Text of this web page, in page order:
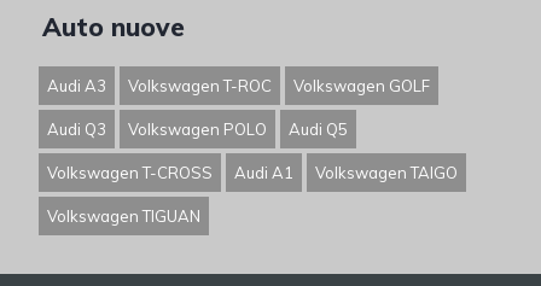
Auto nuove
Audi A3 Volkswagen T-ROC Volkswagen GOLF
Audi Q3 Volkswagen POLO Audi Q5
Volkswagen T-CROSS Audi A1 Volkswagen TAIGO
Volkswagen TIGUAN